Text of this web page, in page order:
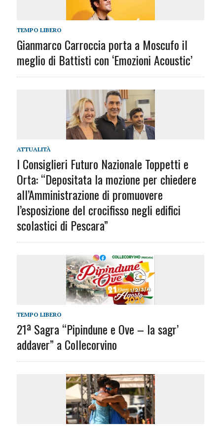
TEMPO LIBERO
Gianmarco Carroccia porta a Moscufo il
meglio di Battisti con ‘Emozioni Acoustic’
ATTUALITÀ
I Consiglieri Futuro Nazionale Toppetti e
Orta: “Depositata la mozione per chiedere
all’Amministrazione di promuovere
l’esposizione del crocifisso negli edifici
scolastici di Pescara”
TEMPO LIBERO
21ª Sagra “Pipindune e Ove – la sagr’
addaver” a Collecorvino